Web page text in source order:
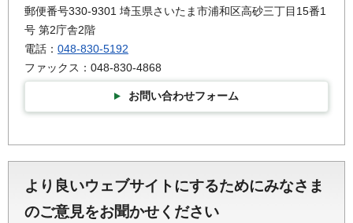
郵便番号330-9301 埼玉県さいたま市浦和区高砂三丁目15番1
号 第2庁舎2階
電話： 048-830-5192
ファックス：048-830-4868
お問い合わせフォーム
より良いウェブサイトにするためにみなさま
のご意見をお聞かせください